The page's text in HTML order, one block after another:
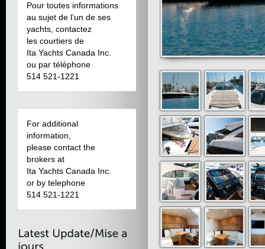
Pour toutes informations
au sujet de l’un de ses
yachts, contactez
les courtiers de
Ita Yachts Canada Inc.
ou par téléphone
514 521-1221
For additional
information,
please contact the
brokers at
Ita Yachts Canada Inc.
or by telephone
514 521-1221